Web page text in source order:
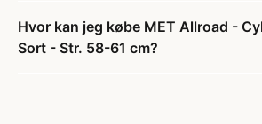
Hvor kan jeg købe MET Allroad -
Sort - Str. 58-61 cm?